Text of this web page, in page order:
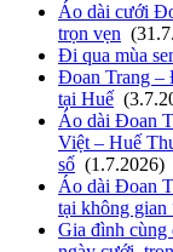
Áo dài cưới
trọn vẹn
Đi qua mùa
Đoan Trang –
tại Huế
Áo dài Đoan
Việt – Huế
số (1.7.2026)
Áo dài Đoan
tại không
Gia đình cùng